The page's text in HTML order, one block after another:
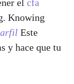
el cfa
Knowing
Este
y hace que tu